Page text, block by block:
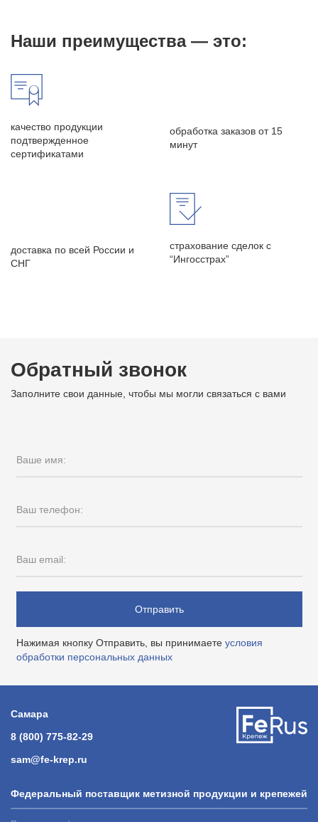
Наши преимущества — это:
качество продукции
подтвержденное
сертификатами
обработка заказов от 15
минут
доставка по всей России и
СНГ
страхование сделок с
“Ингосстрах”
Обратный звонок
Заполните свои данные, чтобы мы могли связаться с вами
Ваше имя:
Ваш телефон:
Ваш email:
Отправить
Нажимая кнопку Отправить, вы принимаете условия
обработки персональных данных
Самара
8 (800) 775-82-29
sam@fe-krep.ru
Федеральный поставщик метизной продукции и крепежей